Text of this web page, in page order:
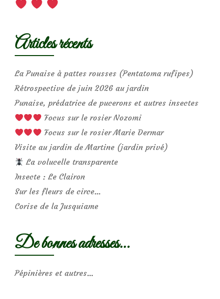
Articles récents
La Punaise à pattes rousses (Pentatoma rufipes)
Rétrospective de juin 2026 au jardin
Punaise, prédatrice de pucerons et autres insectes
Focus sur le rosier Nozomi
Focus sur le rosier Marie Dermar
Visite au jardin de Martine (jardin privé)
La volucelle transparente
Insecte : Le Clairon
Sur les fleurs de circe…
Corise de la Jusquiame
De bonnes adresses…
Pépinières et autres…